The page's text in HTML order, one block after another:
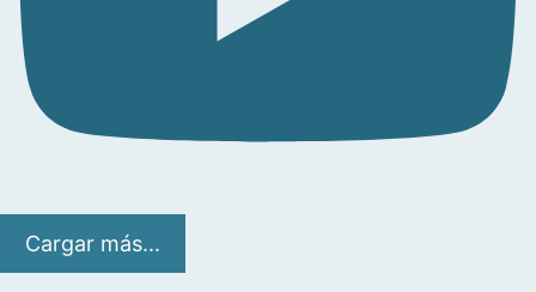
Cargar más...